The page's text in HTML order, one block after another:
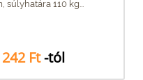
110 kg...
Ft-tól